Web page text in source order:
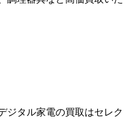
ジタル家電の買取はセレク